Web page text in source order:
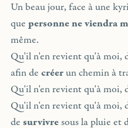
Un beau jour, face à une
que personne ne viendra
même.
Qu'il n'en revient qu'à moi,
afin de créerun chemin à
Qu'il n'en revient qu'à moi,
Qu'il n'en revient qu'à moi,
de survivresous la pluie et